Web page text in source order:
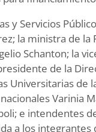
Servicios
la ministra de la
Schanton; la
de la
Universitarias de
Varinia
e intendentes
a los